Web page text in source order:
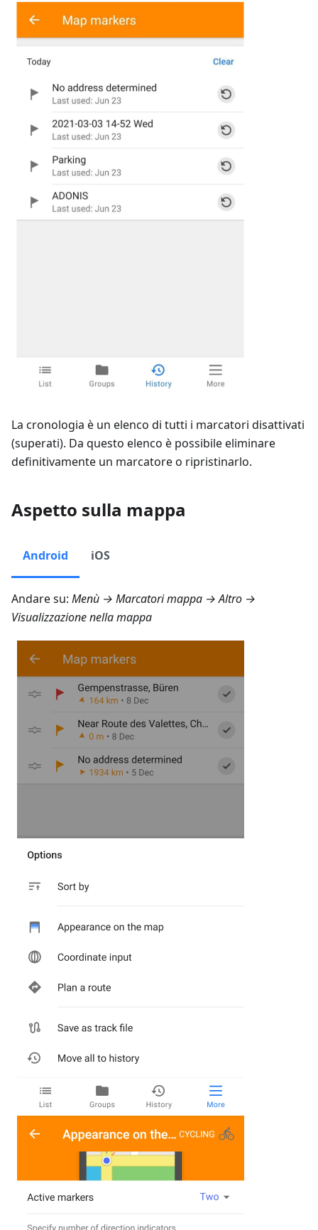
La cronologia è un elenco di tutti i marcatori disattivati
(superati). Da questo elenco è possibile eliminare
definitivamente un marcatore o ripristinarlo.
Aspetto sulla mappa
Android iOS
Andare su: Menù → Marcatori mappa → Altro →
Visualizzazione nella mappa